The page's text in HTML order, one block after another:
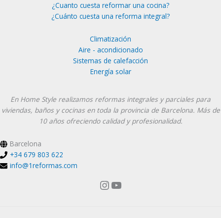
¿Cuanto cuesta reformar una cocina?
¿Cuánto cuesta una reforma integral?
Climatización
Aire - acondicionado
Sistemas de calefacción
Energía solar
En Home Style realizamos reformas integrales y parciales para
viviendas, baños y cocinas en toda la provincia de Barcelona. Más de
10 años ofreciendo calidad y profesionalidad.
Barcelona
+34 679 803 622
info@1reformas.com
Instagram
YouTube